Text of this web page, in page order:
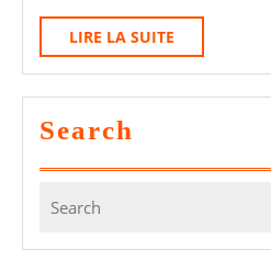
LIRE LA SUITE
LA
SUITE
Search
for: